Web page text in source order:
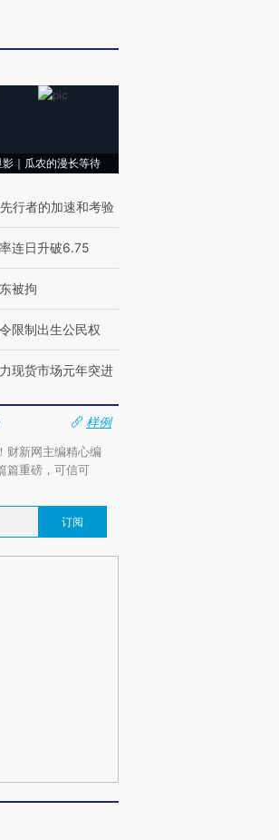
影｜瓜农的漫长等待
行者的加速和考验
连日升破6.75
被拘
限制出生公民权
现货市场元年突进
样例
财新网主编精心编
篇重磅，可信可
订阅